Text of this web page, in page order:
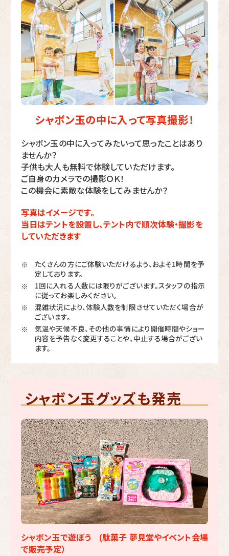
シャボン玉の中に入って写真撮影！
シャボン玉の中に入ってみたいって思ったことはあり
ませんか？
子供も大人も無料で体験していただけます。
ご自身のカメラでの撮影ＯＫ！
この機会に素敵な体験をしてみませんか？
写真はイメージです。
当日はテントを設置し、テント内で順次体験・撮影を
していただきます
※
たくさんの方にご体験いただけるよう、およそ1時間を予
定しております。
※
1回に入れる人数には限りがございます。スタッフの指示
に従ってお楽しみください。
※
混雑状況により、体験人数を制限させていただく場合が
ございます。
※
気温や天候不良、その他の事情により開催時間やショー
内容を予告なく変更することや、中止する場合がござい
ます。
シャボン玉グッズも発売
シャボン玉で遊ぼう (駄菓子 夢見堂やイベント会場
で販売予定）